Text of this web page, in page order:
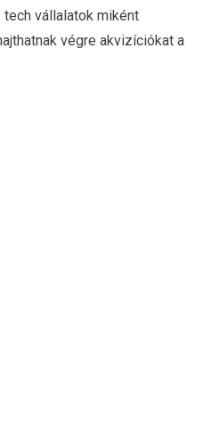
tech vállalatok miként
végre akvizíciókat a